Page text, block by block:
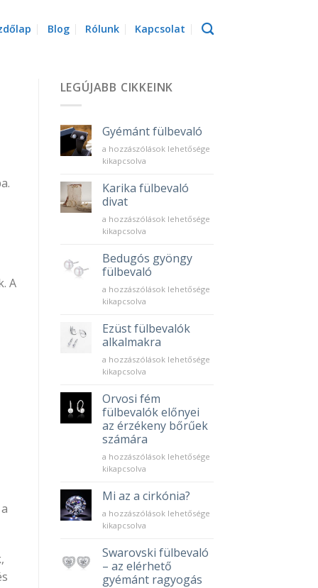
Blog Rólunk Kapcsolat
A
LEGÚJABB CIKKEINK
Gyémánt fülbevaló
Gyémánt
fülbevaló
a hozzászólások lehetősége
kikapcsolva
Karika fülbevaló
divat
Karika
fülbevaló
bejegyzéshez
a hozzászólások lehetősége
kikapcsolva
Bedugós gyöngy
fülbevaló
Bedugós
gyöngy
bejegyzéshez
a hozzászólások lehetősége
kikapcsolva
Ezüst fülbevalók
alkalmakra
Ezüst
fülbevalók
bejegyzéshez
a hozzászólások lehetősége
kikapcsolva
Orvosi fém
fülbevalók előnyei
az érzékeny bőrűek
számára
Orvosi
fém
előnyei
az
érzékeny
bőrűek
bejegyzéshez
a hozzászólások lehetősége
kikapcsolva
Mi az a cirkónia?
Mi
az
cirkónia?
bejegyzéshez
a hozzászólások lehetősége
kikapcsolva
Swarovski fülbevaló
– az elérhető
gyémánt ragyogás